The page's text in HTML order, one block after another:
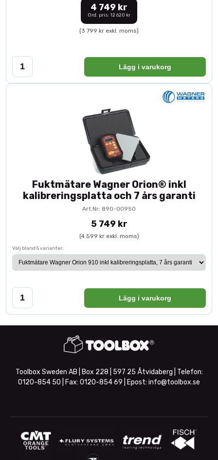
4 749 kr
Ord. pris: 12 620 kr
(3 799 kr exkl. moms)
Lägg i varukorg
Fuktmätare Wagner Orion® inkl
kalibreringsplatta och 7 års garanti
Art.Nr: 890-00950
5 749 kr
(4 599 kr exkl. moms)
Välj bland 5 varianter:
Lägg i varukorg
Toolbox Sweden AB | Box 228 | 597 25 Åtvidaberg | Telefon:
0120-854 50 | Fax: 0120-854 69 | Epost: info@toolbox.se